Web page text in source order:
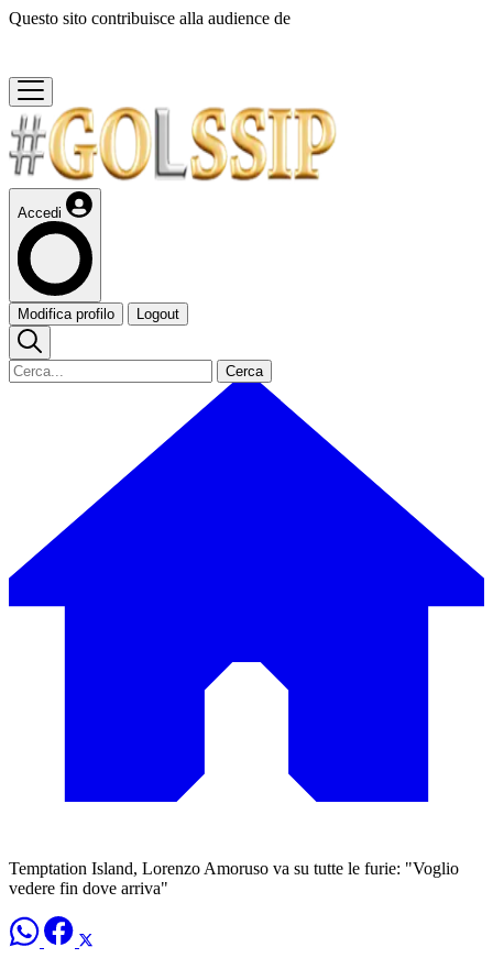
Questo sito contribuisce alla audience de
Accedi
Modifica profilo Logout
Cerca
Temptation Island, Lorenzo Amoruso va su tutte le furie: "Voglio
vedere fin dove arriva"